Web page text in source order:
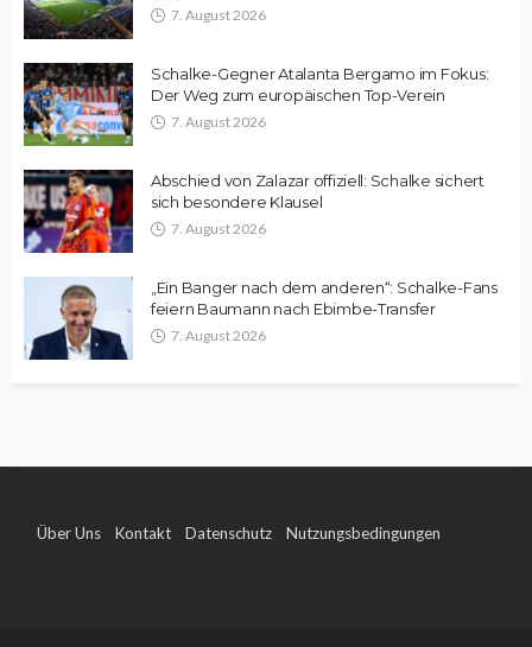
7. August 2026
Schalke-Gegner Atalanta Bergamo im Fokus:
Der Weg zum europäischen Top-Verein
7. August 2026
Abschied von Zalazar offiziell: Schalke sichert
sich besondere Klausel
7. August 2026
„Ein Banger nach dem anderen“: Schalke-Fans
feiern Baumann nach Ebimbe-Transfer
7. August 2026
Über Uns Kontakt Datenschutz Nutzungsbedingungen